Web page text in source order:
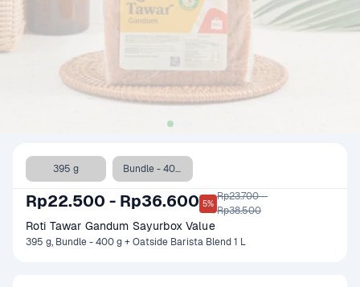
395 g Bundle - 400 g + Oatside Barista Blend 1 L
Rp22.500 - Rp36.600 5%
Rp23.700 -
Rp38.500
Roti Tawar Gandum Sayurbox Value
395 g, Bundle - 400 g + Oatside Barista Blend 1 L